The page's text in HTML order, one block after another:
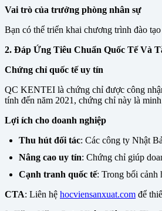
Vai trò của trưởng phòng nhân sự
Bạn có thể triển khai chương trình đào
2. Đáp Ứng Tiêu Chuẩn Quốc Tế Và
Chứng chỉ quốc tế uy tín
QC KENTEI là chứng chỉ được công
tính đến năm 2021, chứng chỉ này là
Lợi ích cho doanh nghiệp
Thu hút đối tác: Các công ty Nhật
Nâng cao uy tín: Chứng chỉ giúp
Cạnh tranh quốc tế: Trong bối cảnh
CTA: Liên hệ hocviensanxuat.com để